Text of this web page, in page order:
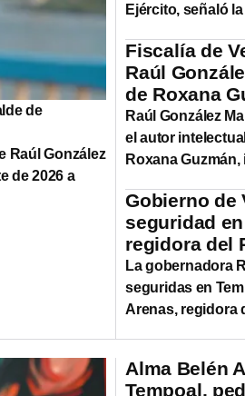
de
Raúl González
de 2026 a
Ejército, señaló
Fiscalía de
Raúl
de Roxana
Raúl González
el autor
Roxana
Gobierno de
seguridad
regidora del
La gobernadora
seguridas en
Arenas, regidora
Alma Belén
Tempoal,